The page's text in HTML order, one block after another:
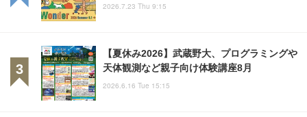
2026.7.23 Thu 9:15
【夏休み2026】武蔵野大、プログラミングや
天体観測など親子向け体験講座8月
2026.6.16 Tue 15:15